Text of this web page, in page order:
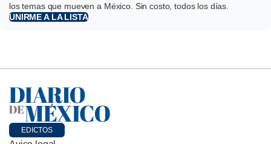
los temas que mueven a México. Sin costo, todos los días.
UNIRME A LA LISTA
EDICTOS